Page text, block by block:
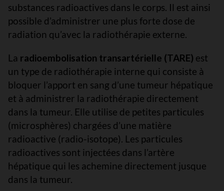
substances radioactives dans le corps. Il est ainsi
possible d’administrer une plus forte dose de
radiation qu’avec la radiothérapie externe.
La radioembolisation transartérielle (TARE) est
un type de radiothérapie interne qui consiste à
bloquer l’apport en sang d’une tumeur hépatique
et à administrer la radiothérapie directement
dans la tumeur. Elle utilise de petites particules
(microsphères) chargées d’une matière
radioactive (radio-isotope). Les particules
radioactives sont injectées dans l’artère
hépatique qui les achemine directement jusque
dans la tumeur.